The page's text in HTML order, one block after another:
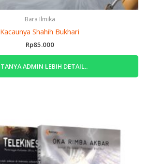
Bara Ilmika
Kacaunya Shahih Bukhari
Rp85.000
TANYA ADMIN LEBIH DETAIL..